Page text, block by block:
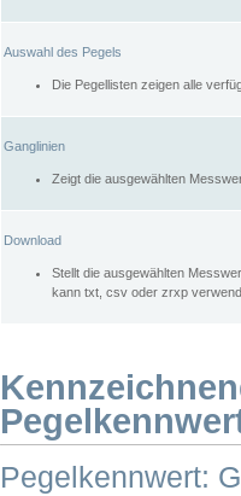
Auswahl des Pegels
Die Pegellisten zeigen alle
Ganglinien
Zeigt die ausgewählten
Download
Stellt die ausgewählten
kann txt, csv oder zrxp
Pegelkennwert: